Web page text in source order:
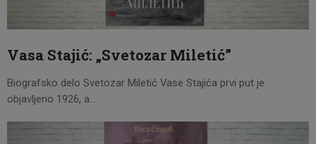
CENOVNIK
PISMO
Vasa Stajić: „Svetozar Miletić”
Biografsko delo Svetozar Miletić Vase Stajića prvi put je
objavljeno 1926, a…